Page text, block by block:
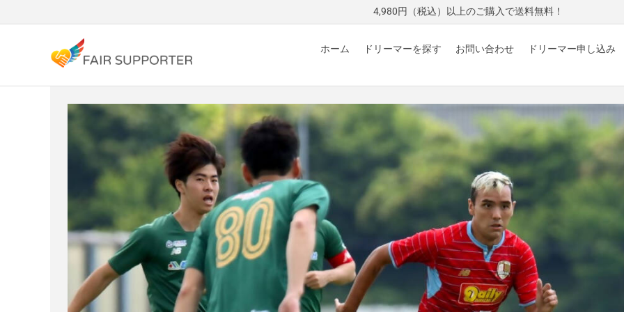
4,980円（税込）以上のご購入で送料無料！
ホーム ドリーマーを探す お問い合わせ ドリーマー申し込み